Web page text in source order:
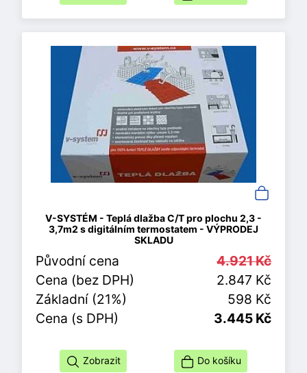
V-SYSTÉM - Teplá dlažba C/T pro plochu 2,3 -
3,7m2 s digitálním termostatem - VÝPRODEJ
SKLADU
Původní cena
4.921 Kč
Cena (bez DPH)
2.847 Kč
Základní (21%)
598 Kč
Cena (s DPH)
3.445 Kč
Zobrazit Do košíku